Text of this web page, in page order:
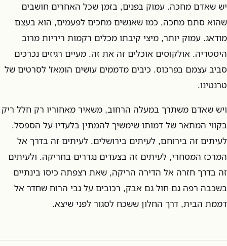
יש שאדם מחכה. עמוק בפנים, בזמן שכל האחרים חושבים
שהוא סתם מחכה, כמו שאנשים מחכים לפעמים, הוא בעצם
מודאג. עמוק יותר, מיצי קיבתו מכלים רקמות ריריות מרוב
היסטריה. אולקוסים אוכלים זה את זה. מעיים רגיזים נכרכים
סביב עצמם בפרכוס. כיבים מדממים עושים הומאז' לסרטים של
טרנטינו.
ויש שאדם משתרך במעלה הרחוב, משאיר מאחוריו רק חלל ריק
בקווי המתאר של דמותו שימשיך להמתין בלעדיו על הספסל.
לעיתים זה בירוחם, לעיתים בירושלים. לעיתים זה בדרך אל
המרכז המסחרי, לעיתים זה בצעדים נגררים בחריקה. ולעיתים
זה בדרך חזרה אל הדירה הריקה, שאת רצפתה כיסו בינתיים
בשכבה רפה גם חול גם אבק, רכובים על גבי הרוח שחדר אל
דממת הבית, דרך החלון ששכח לסגור לפני שיצא.